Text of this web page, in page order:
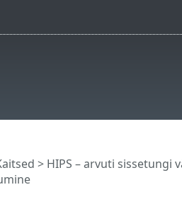
> HIPS – arvuti sissetungi